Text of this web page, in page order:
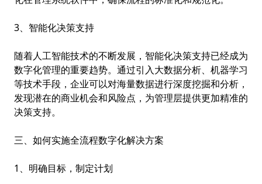
3、智能化决策支持
随着人工智能技术的不断发展，智能化决策支持已经成为
数字化管理的重要趋势。通过引入大数据分析、机器学习
等技术手段，企业可以对海量数据进行深度挖掘和分析，
发现潜在的商业机会和风险点，为管理层提供更加精准的
决策支持。
三、如何实施全流程数字化解决方案
1、明确目标，制定计划